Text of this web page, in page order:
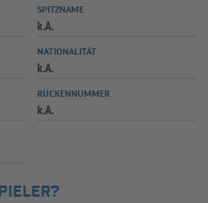
SPIELPLUS
SPITZNAME
k.A.
NATIONALITÄT
k.A.
RÜCKENNUMMER
k.A.